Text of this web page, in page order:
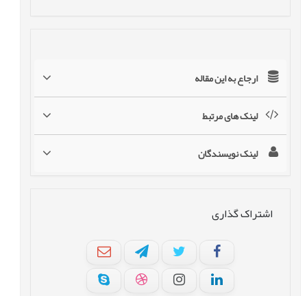
ارجاع به این مقاله
لینک های مرتبط
لینک نویسندگان
اشتراک گذاری